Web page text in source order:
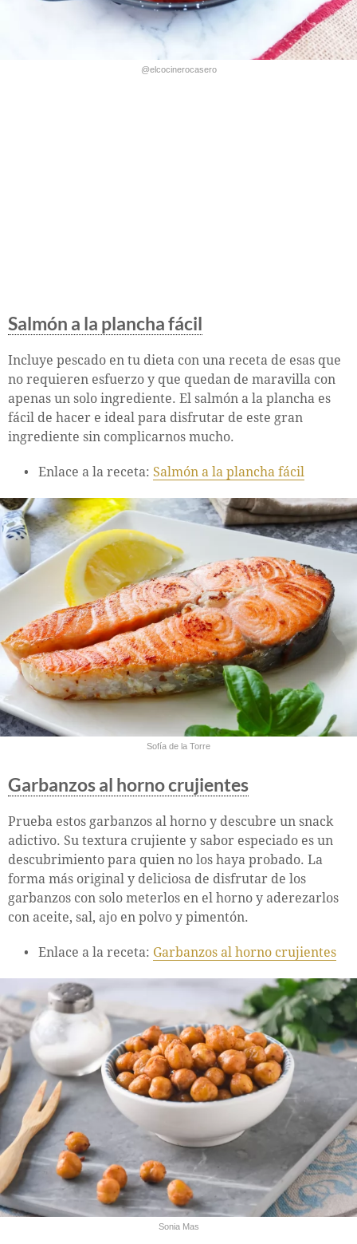
@elcocinerocasero
Salmón a la plancha fácil
Incluye pescado en tu dieta con una receta de esas que
no requieren esfuerzo y que quedan de maravilla con
apenas un solo ingrediente. El salmón a la plancha es
fácil de hacer e ideal para disfrutar de este gran
ingrediente sin complicarnos mucho.
Enlace a la receta: Salmón a la plancha fácil
Sofía de la Torre
Garbanzos al horno crujientes
Prueba estos garbanzos al horno y descubre un snack
adictivo. Su textura crujiente y sabor especiado es un
descubrimiento para quien no los haya probado. La
forma más original y deliciosa de disfrutar de los
garbanzos con solo meterlos en el horno y aderezarlos
con aceite, sal, ajo en polvo y pimentón.
Enlace a la receta: Garbanzos al horno crujientes
Sonia Mas